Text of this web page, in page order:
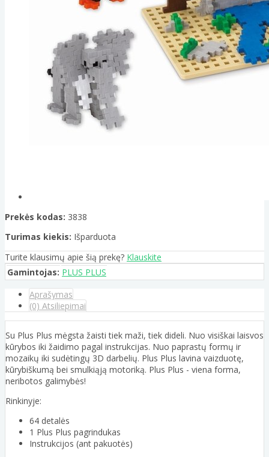
Prekės kodas: 3838
Turimas kiekis: Išparduota
Turite klausimų apie šią prekę? Klauskite
Gamintojas: PLUS PLUS
Aprašymas
(0) Atsiliepimai
Su Plus Plus mėgsta žaisti tiek maži, tiek dideli. Nuo visiškai laisvos
kūrybos iki žaidimo pagal instrukcijas. Nuo paprastų formų ir
mozaikų iki sudėtingų 3D darbelių. Plus Plus lavina vaizduotę,
kūrybiškumą bei smulkiąją motoriką. Plus Plus - viena forma,
neribotos galimybės!
Rinkinyje:
64 detalės
1 Plus Plus pagrindukas
Instrukcijos (ant pakuotės)